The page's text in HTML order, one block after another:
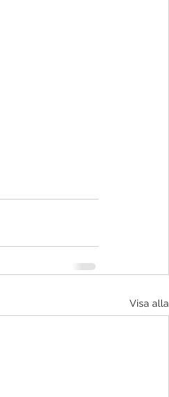
Visa alla